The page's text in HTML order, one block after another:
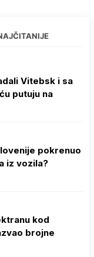
Vitebsk i sa
putuju na
pokrenuo
iz vozila?
kod
brojne